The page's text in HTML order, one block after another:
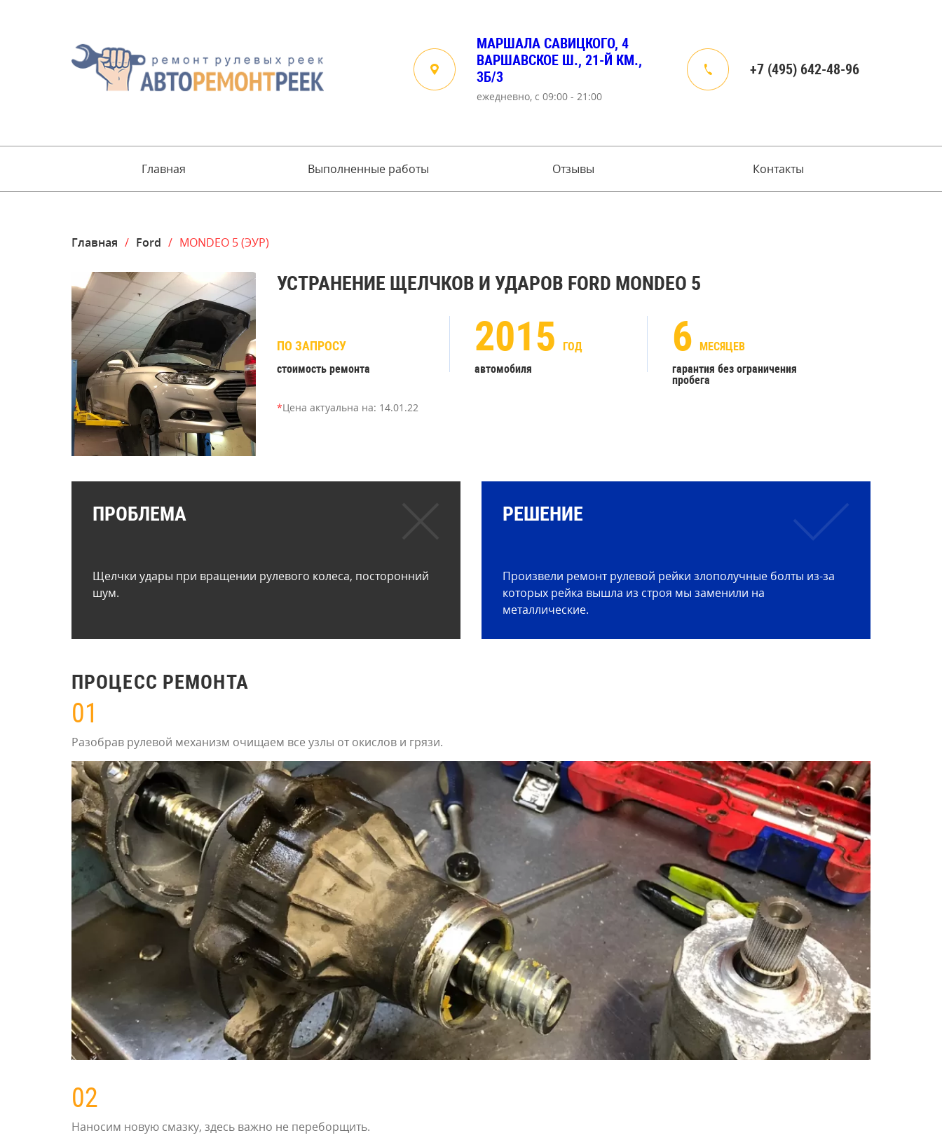
МАРШАЛА САВИЦКОГО, 4
ВАРШАВСКОЕ Ш., 21-Й КМ.,
3Б/3
ежедневно, с 09:00 - 21:00
+7 (495) 642-48-96
Главная Выполненные работы Отзывы Контакты
Главная / Ford / MONDEO 5 (ЭУР)
УСТРАНЕНИЕ ЩЕЛЧКОВ И УДАРОВ FORD MONDEO 5
ПО ЗАПРОСУ
стоимость ремонта
2015
ГОД
автомобиля
6
МЕСЯЦЕВ
гарантия без ограничения
пробега
*Цена актуальна на: 14.01.22
ПРОБЛЕМА
Щелчки удары при вращении рулевого колеса, посторонний
шум.
РЕШЕНИЕ
Произвели ремонт рулевой рейки злополучные болты из-за
которых рейка вышла из строя мы заменили на
металлические.
ПРОЦЕСС РЕМОНТА
01
Разобрав рулевой механизм очищаем все узлы от окислов и грязи.
02
Наносим новую смазку, здесь важно не переборщить.